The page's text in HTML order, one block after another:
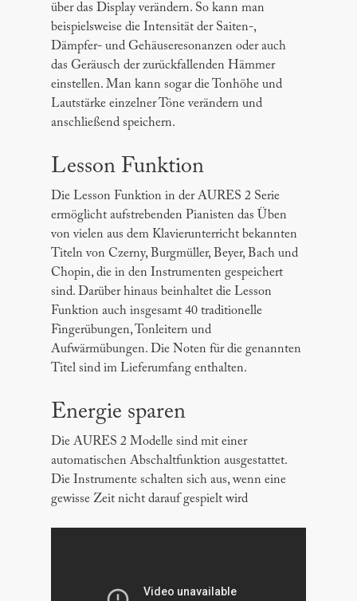
über das Display verändern. So kann man
beispielsweise die Intensität der Saiten-,
Dämpfer- und Gehäuseresonanzen oder auch
das Geräusch der zurückfallenden Hämmer
einstellen. Man kann sogar die Tonhöhe und
Lautstärke einzelner Töne verändern und
anschließend speichern.
Lesson Funktion
Die Lesson Funktion in der AURES 2 Serie
ermöglicht aufstrebenden Pianisten das Üben
von vielen aus dem Klavierunterricht bekannten
Titeln von Czerny, Burgmüller, Beyer, Bach und
Chopin, die in den Instrumenten gespeichert
sind. Darüber hinaus beinhaltet die Lesson
Funktion auch insgesamt 40 traditionelle
Fingerübungen, Tonleitern und
Aufwärmübungen. Die Noten für die genannten
Titel sind im Lieferumfang enthalten.
Energie sparen
Die AURES 2 Modelle sind mit einer
automatischen Abschaltfunktion ausgestattet.
Die Instrumente schalten sich aus, wenn eine
gewisse Zeit nicht darauf gespielt wird